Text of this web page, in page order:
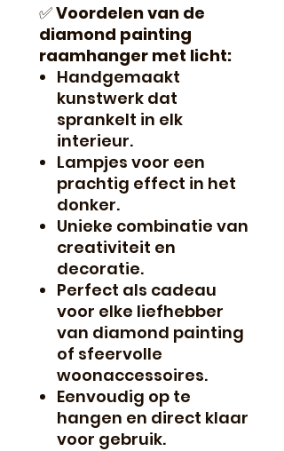
✅Voordelen van de
diamond painting
raamhanger met licht:
Handgemaakt
kunstwerk dat
sprankelt in elk
interieur.
Lampjes voor een
prachtig effect in het
donker.
Unieke combinatie van
creativiteit en
decoratie.
Perfect als cadeau
voor elke liefhebber
van diamond painting
of sfeervolle
woonaccessoires.
Eenvoudig op te
hangen en direct klaar
voor gebruik.